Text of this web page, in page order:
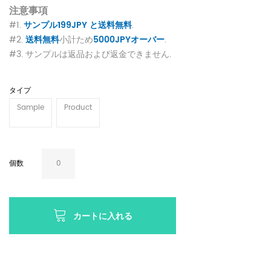
注意事項
#1.サンプル199JPY と送料無料.
#2.送料無料小計ため5000JPYオーバー.
#3. サンプルは返品および返金できません.
タイプ
Sample
Product
個数
カートに入れる